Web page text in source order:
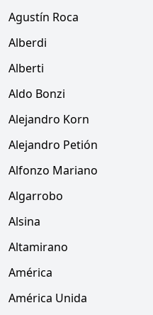
Agustín Roca
Alberdi
Alberti
Aldo Bonzi
Alejandro Korn
Alejandro Petión
Alfonzo Mariano
Algarrobo
Alsina
Altamirano
América
América Unida